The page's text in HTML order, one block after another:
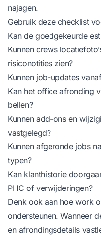
najagen.
Gebruik deze checklist
Kan de goedgekeurde
Kunnen crews
risiconotities zien?
Kunnen job-updates
Kan het office afronding
bellen?
Kunnen add-ons en
vastgelegd?
Kunnen afgeronde jobs
typen?
Kan klanthistorie
PHC of verwijderingen?
Denk ook aan hoe work
ondersteunen. Wanneer
en afrondingsdetails